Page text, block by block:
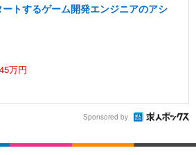
トするゲーム開発エンジニアのアシ
万円
Sponsored by